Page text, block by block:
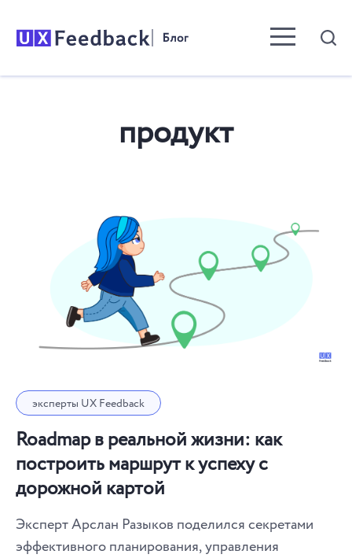
Menu toggle
продукт
эксперты UX Feedback
Roadmap в реальной жизни: как
построить маршрут к успеху с
дорожной картой
Эксперт Арслан Разыков поделился секретами
эффективного планирования, управления